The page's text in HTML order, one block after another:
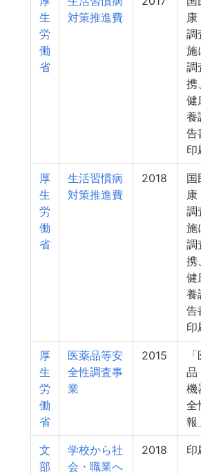
生
労
働
省
対策推進費
康
調
施
調
携
健
養
告
印
厚
生
労
働
省
生活習慣病
対策推進費
2018
国
康
調
施
調
携
健
養
告
印
厚
生
労
働
省
医薬品等安
全性調査事
業
2015
品
機
全
報
文
部
学校から社
会・職業へ
2018 印